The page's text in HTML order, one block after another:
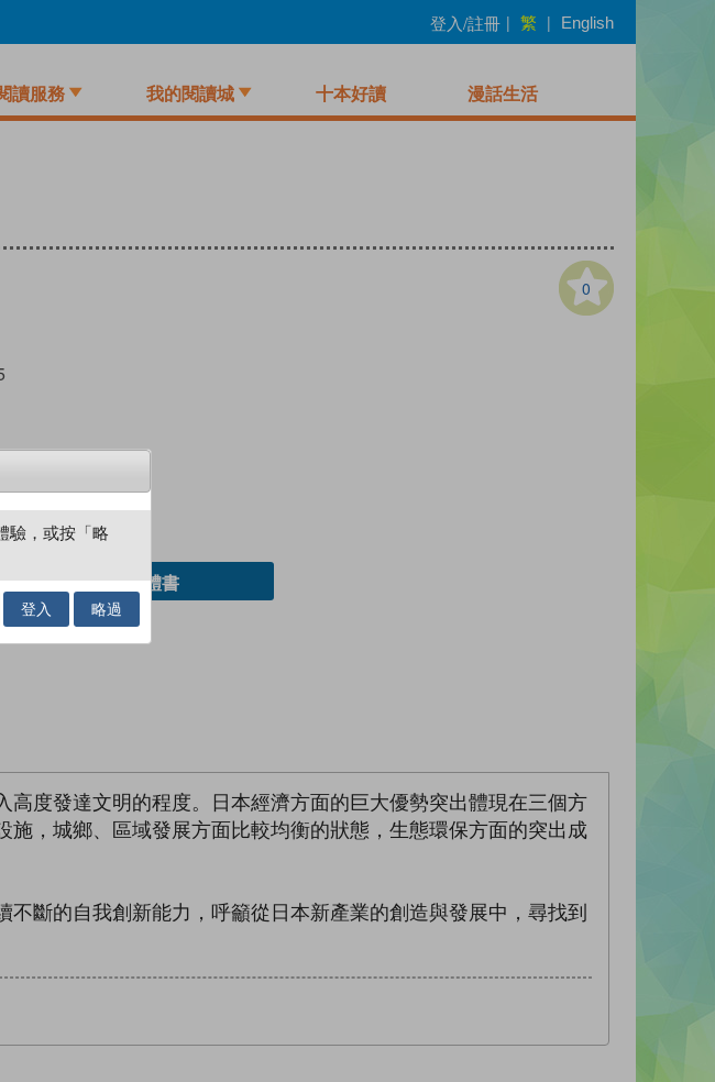
登入/註冊 | 繁 | English
讀服務 我的閱讀城 十本好讀 漫話生活
0
加入閱讀紀錄
借閱實體書
度發達文明的程度。日本經濟方面的巨大優勢突出體現在三個方
，城鄉、區域發展方面比較均衡的狀態，生態環保方面的突出成
斷的自我創新能力，呼籲從日本新產業的創造與發展中，尋找到
驗，或按「略
登入 略過